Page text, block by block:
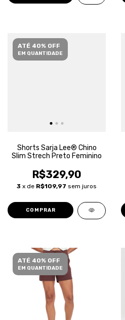
ATÉ 40% OFF
EM QUANTIDADE
Shorts Sarja Lee® Chino
Slim Strech Preto Feminino
R$329,90
3 x de R$109,97 sem juros
COMPRAR
ATÉ 40% OFF
EM QUANTIDADE